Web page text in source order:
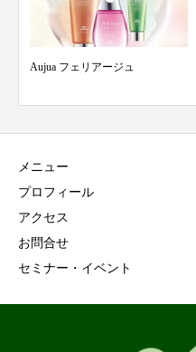
Aujua フェリアージュ
メニュー
プロフィール
アクセス
お問合せ
セミナー・イベント